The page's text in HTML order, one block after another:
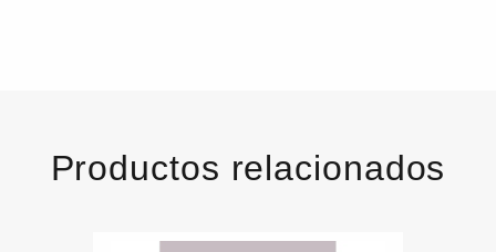
Productos relacionados